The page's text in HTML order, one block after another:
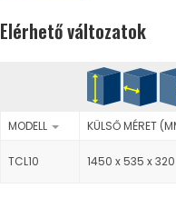
Elérhető változatok
MODELL KÜLSŐ MÉRET
TCL10 1450 x 535 x 320